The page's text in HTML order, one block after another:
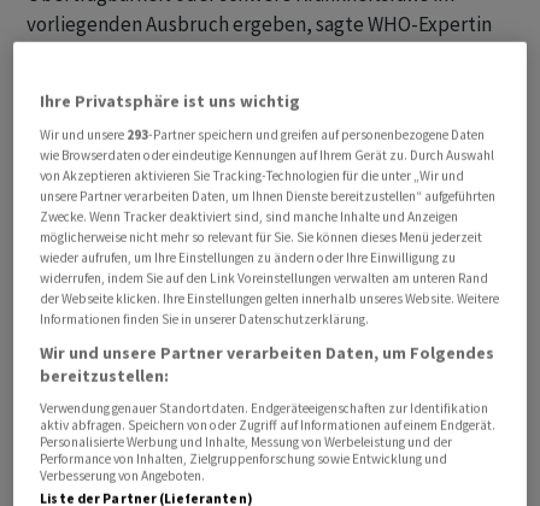
vorliegenden Ausbruch ergeben, sagte WHO-Expertin
Im Zusammenhang mit dem Kreuzfahrtschiff «Hondius»
gibt es laut den jüngsten Daten der WHO zehn
Hantavirus-Fälle, von denen acht in Labors bestätigt
wurden. Bei einer elften Person aus den Vereinigten
Staaten habe sich ein ursprünglicher
Infektionsverdacht nach mehreren Tests nicht
bestätigt, sagte Van Kerkhove. Drei Infizierte sind
gestorben. Alle drei sind mittlerweile laborbestätigt.
Auf dem Schiff kursierte das südamerikanische
Andesvirus. Es wird wie alle Hantavirus-Typen in der
Regel von Nagetieren übertragen, etwa über
Kotpartikel in aufgewirbeltem Staub. Beim Andesvirus
Ihre Privatsphäre ist uns wichtig
Wir und unsere 293-Partner speichern und greifen auf personenbezogene Daten
wie Browserdaten oder eindeutige Kennungen auf Ihrem Gerät zu. Durch Auswahl
von Akzeptieren aktivieren Sie Tracking-Technologien für die unter „Wir und
unsere Partner verarbeiten Daten, um Ihnen Dienste bereitzustellen“ aufgeführten
Zwecke. Wenn Tracker deaktiviert sind, sind manche Inhalte und Anzeigen
möglicherweise nicht mehr so relevant für Sie. Sie können dieses Menü jederzeit
wieder aufrufen, um Ihre Einstellungen zu ändern oder Ihre Einwilligung zu
widerrufen, indem Sie auf den Link Voreinstellungen verwalten am unteren Rand
der Webseite klicken. Ihre Einstellungen gelten innerhalb unseres Website. Weitere
Informationen finden Sie in unserer Datenschutzerklärung.
Wir und unsere Partner verarbeiten Daten, um Folgendes
bereitzustellen:
Verwendung genauer Standortdaten. Endgeräteeigenschaften zur Identifikation
aktiv abfragen. Speichern von oder Zugriff auf Informationen auf einem Endgerät.
Personalisierte Werbung und Inhalte, Messung von Werbeleistung und der
Performance von Inhalten, Zielgruppenforschung sowie Entwicklung und
Verbesserung von Angeboten.
Liste der Partner (Lieferanten)